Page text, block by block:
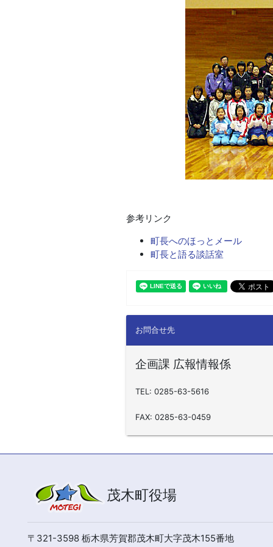
参考リンク
町長へのほっとメール
町長と語る談話室
お問合せ先
企画課 広報情報係
TEL: 0285-63-5616
FAX: 0285-63-0459
茂木町役場
〒321-3598 栃木県芳賀郡茂木町大字茂木155番地